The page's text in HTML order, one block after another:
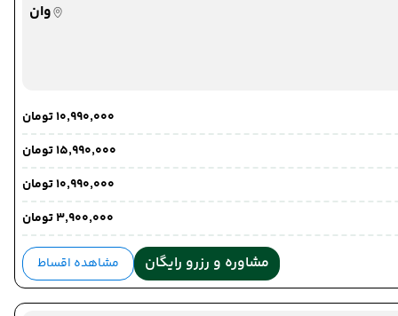
وان
۱۰٬۹۹۰٬۰۰۰ تومان
۱۵٬۹۹۰٬۰۰۰ تومان
۱۰٬۹۹۰٬۰۰۰ تومان
۳٬۹۰۰٬۰۰۰ تومان
مشاوره و رزرو رایگان مشاهده اقساط